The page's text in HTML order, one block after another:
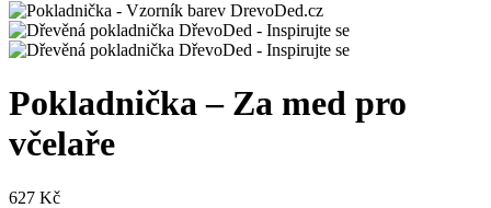
Pokladnička – Za med pro
včelaře
627 Kč